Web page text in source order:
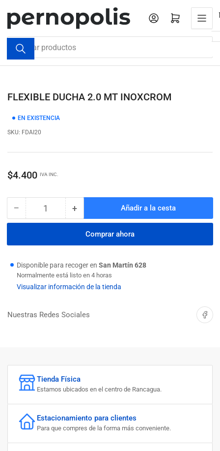
contenido
Buscar
productos
Iniciar sesiónAbrir cesta pequeña
FLEXIBLE DUCHA 2.0 MT INOXCROM
EN EXISTENCIA
SKU: FDAI20
Precio
$4.400 IVA INC.
− Reducir
cantidad
FLEXIBLE
2.0
MT
INOXCROM
Cantidad +Aumentar
cantidad
para
FLEXIBLE
2.0
MT
INOXCROM
Añadir a la cesta
Comprar ahora
Disponible para recoger en San Martín 628
Normalmente está listo en 4 horas
Visualizar información de la tienda
Nuestras Redes Sociales Compartir
Tienda Física
Estamos ubicados en el centro de Rancagua.
Estacionamiento para clientes
Para que compres de la forma más conveniente.